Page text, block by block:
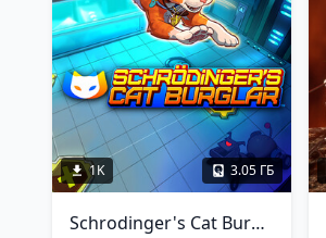
1K 3.05 ГБ
Schrodinger's Cat Burglar